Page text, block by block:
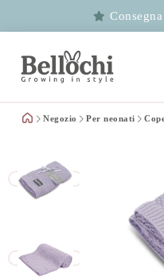
Negozio Per neonati